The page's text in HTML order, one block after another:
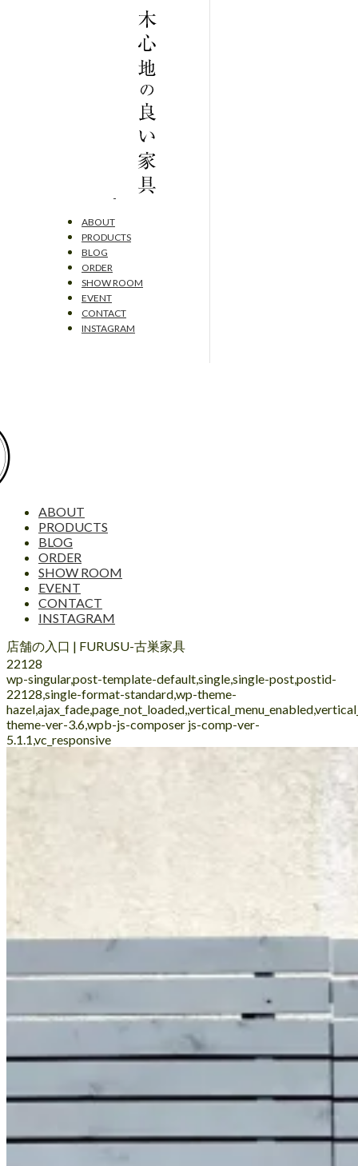
ABOUT
PRODUCTS
BLOG
ORDER
SHOW ROOM
EVENT
CONTACT
INSTAGRAM
ABOUT
PRODUCTS
BLOG
ORDER
SHOW ROOM
EVENT
CONTACT
INSTAGRAM
店舗の入口 | FURUSU-古巣家具
22128
wp-singular,post-template-default,single,single-post,postid-
22128,single-format-standard,wp-theme-
theme-ver-3.6,wpb-js-composer js-comp-ver-
5.1.1,vc_responsive